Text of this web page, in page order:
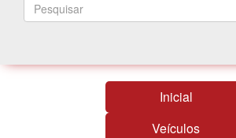
Inicial
Veículos